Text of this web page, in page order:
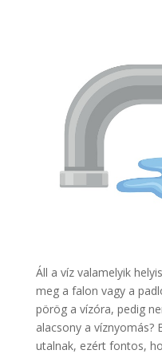
Áll a víz valamelyik
meg a falon vagy a
pörög a vízóra, pedig
alacsony a víznyomás?
utalnak, ezért fontos,